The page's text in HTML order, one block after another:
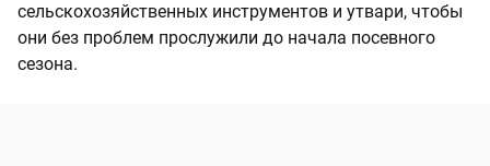
сельскохозяйственных инструментов и утвари, чтобы
они без проблем прослужили до начала посевного
сезона.